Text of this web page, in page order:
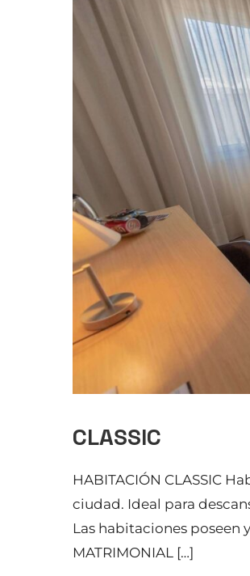
CLASSIC
HABITACIÓN CLASSIC
ciudad. Ideal para
Las habitaciones poseen
MATRIMONIAL […]